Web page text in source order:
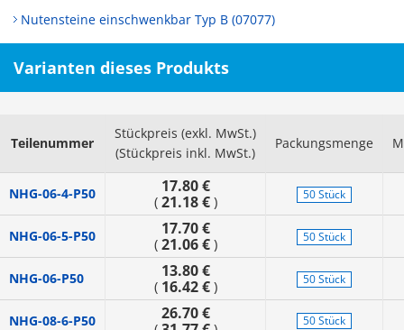
Nutensteine einschwenkbar Typ B (07077)
Varianten dieses Produkts
Teilenummer
Stückpreis (exkl. MwSt.)
(Stückpreis inkl. MwSt.)
Packungsmenge
NHG-06-4-P50 17.80 €
( 21.18 €) 50 Stück
NHG-06-5-P50 17.70 €
( 21.06 €) 50 Stück
NHG-06-P50 13.80 €
( 16.42 €) 50 Stück
NHG-08-6-P50 26.70 € 50 Stück